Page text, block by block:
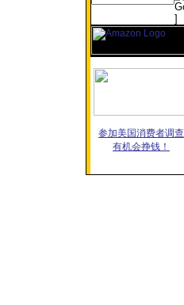
参加美国消费者调查
有机会挣钱！